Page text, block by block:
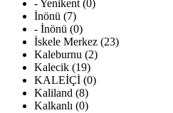
- Yenikent (0)
İnönü (7)
- İnönü (0)
İskele Merkez (23)
Kaleburnu (2)
Kalecik (19)
KALEİÇİ (0)
Kaliland (8)
Kalkanlı (0)